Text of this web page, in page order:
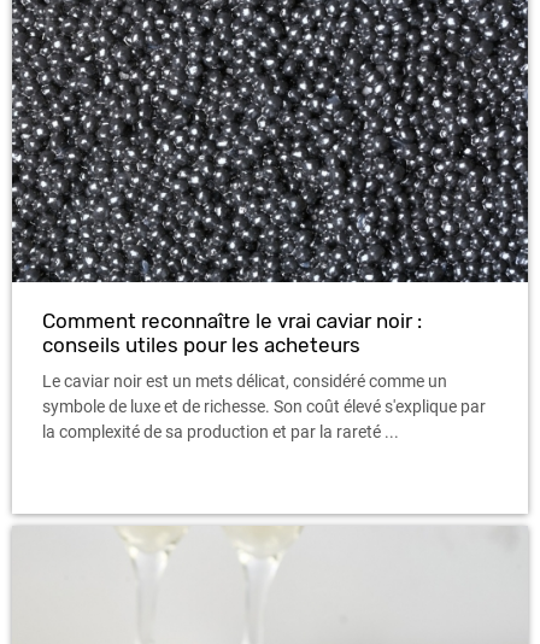
Comment reconnaître le vrai caviar noir :
conseils utiles pour les acheteurs
Le caviar noir est un mets délicat, considéré comme un
symbole de luxe et de richesse. Son coût élevé s'explique par
la complexité de sa production et par la rareté ...